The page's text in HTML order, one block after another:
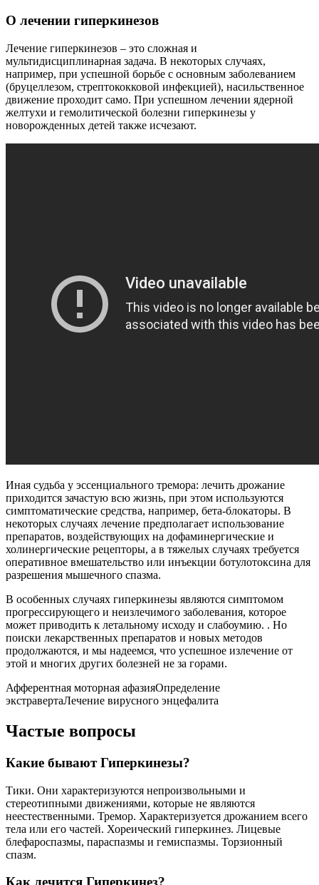
О лечении гиперкинезов
Лечение гиперкинезов – это сложная и
мультидисциплинарная задача. В некоторых случаях,
например, при успешной борьбе с основным заболеванием
(бруцеллезом, стрептококковой инфекцией), насильственное
движение проходит само. При успешном лечении ядерной
желтухи и гемолитической болезни гиперкинезы у
новорожденных детей также исчезают.
Иная судьба у эссенциального тремора: лечить дрожание
приходится зачастую всю жизнь, при этом используются
симптоматические средства, например, бета-блокаторы. В
некоторых случаях лечение предполагает использование
препаратов, воздействующих на дофаминергические и
холинергические рецепторы, а в тяжелых случаях требуется
оперативное вмешательство или инъекции ботулотоксина для
разрешения мышечного спазма.
В особенных случаях гиперкинезы являются симптомом
прогрессирующего и неизлечимого заболевания, которое
может приводить к летальному исходу и слабоумию. . Но
поиски лекарственных препаратов и новых методов
продолжаются, и мы надеемся, что успешное излечение от
этой и многих других болезней не за горами.
Афферентная моторная афазияОпределение
экстравертаЛечение вирусного энцефалита
Частые вопросы
Какие бывают Гиперкинезы?
Тики. Они характеризуются непроизвольными и
стереотипными движениями, которые не являются
неестественными. Тремор. Характеризуется дрожанием всего
тела или его частей. Хореический гиперкинез. Лицевые
блефароспазмы, параспазмы и гемиспазмы. Торзионный
спазм.
Как лечится Гиперкинез?